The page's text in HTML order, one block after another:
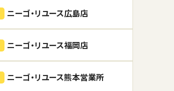
ニーゴ・リユース広島店
ニーゴ・リユース福岡店
ニーゴ・リユース熊本営業所